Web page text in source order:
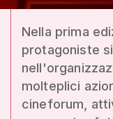
Nella prima
protagoniste
molteplici
cineforum,